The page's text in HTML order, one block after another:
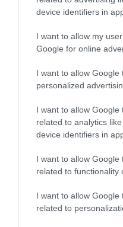
device identifiers in
I want to allow my
Google for online
I want to allow Google
personalized
I want to allow Google
related to analytics
device identifiers in
I want to allow Google
related to functionality
I want to allow Google
related to
Ο καιρός
Γενικά αίθριος
νεφώσεις το
ηπειρωτικά. Η
περιορισμένη τις
Οι άνεμοι θα πνέουν
Η θερμοκρασία δεν
μεταβολή.